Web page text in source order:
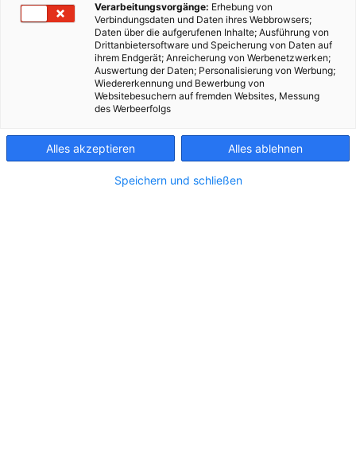
Verarbeitungsvorgänge: Erhebung von
Verbindungsdaten und Daten ihres Webbrowsers;
Daten über die aufgerufenen Inhalte; Ausführung von
Drittanbietersoftware und Speicherung von Daten auf
ihrem Endgerät; Anreicherung von Werbenetzwerken;
Auswertung der Daten; Personalisierung von Werbung;
Wiedererkennung und Bewerbung von
Websitebesuchern auf fremden Websites, Messung
des Werbeerfolgs
Alles akzeptieren Alles ablehnen
Speichern und schließen